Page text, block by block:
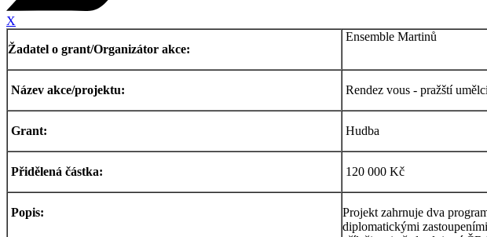
X
Žadatel o grant/Organizátor akce:
Ensemble Martinů
Název akce/projektu: Rendez vous - pražští
Grant: Hudba
Přidělená částka: 120 000 Kč
Popis:
Projekt zahrnuje dva
diplomatickými